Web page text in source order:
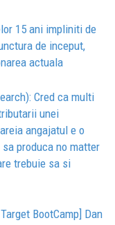
15 ani impliniti de
de inceput,
actuala
Cred ca multi
unei
angajatul e o
produca no matter
trebuie sa si
BootCamp] Dan